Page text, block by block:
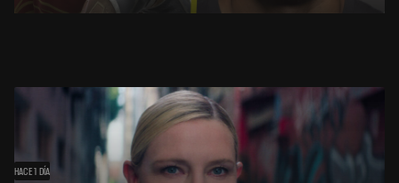
HACE 1 DÍA